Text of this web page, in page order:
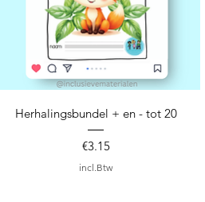
Snel overzicht
Herhalingsbundel + en - tot 20
Prijs
€3.15
incl.Btw